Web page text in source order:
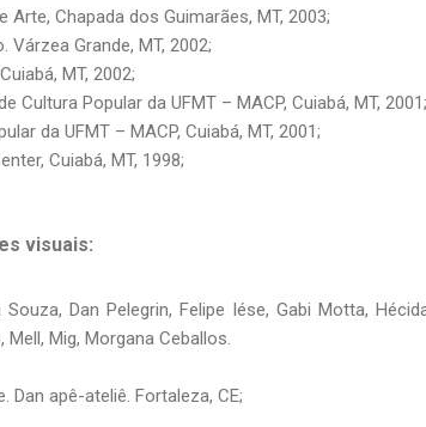
Arte, Chapada dos Guimarães, MT, 2003;
Várzea Grande, MT, 2002;
MT, 2002;
Cultura Popular da UFMT – MACP, Cuiabá, MT, 2001;
da UFMT – MACP, Cuiabá, MT, 2001;
Cuiabá, MT, 1998;
visuais:
Souza, Dan Pelegrin, Felipe Iése, Gabi Motta,
Mig, Morgana Ceballos.
Dan apê-ateliê. Fortaleza, CE;